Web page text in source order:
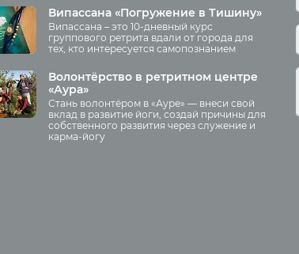
Аудио отзывы о курсах
Курсы преподавателей йоги для
беременных
Занятия
Випассана «Погружение в Тишину»
Випассана – это 10-дневный курс
группового ретрита вдали от города для
тех, кто интересуется самопознанием
Волонтёрство в ретритном центре
«Аура»
Стань волонтёром в «Ауре» — внеси свой
вклад в развитие йоги, создай причины для
собственного развития через служение и
карма-йогу